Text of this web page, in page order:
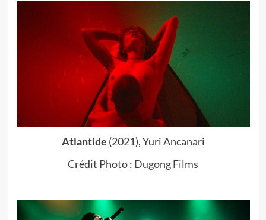
Atlantide (2021), Yuri Ancanari
Crédit Photo : Dugong Films